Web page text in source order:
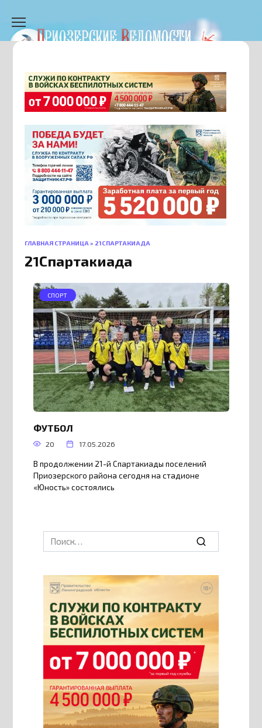
содержанию
ГЛАВНАЯ СТРАНИЦА » 21СПАРТАКИАДА
21Спартакиада
СПОРТ
ФУТБОЛ
20 17.05.2026
В продолжении 21-й Спартакиады поселений
Приозерского района сегодня на стадионе
«Юность» состоялись
Search
for: